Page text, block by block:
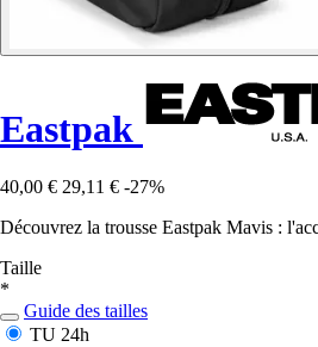
Eastpak
40,00 € 29,11 € -27%
Découvrez la trousse Eastpak Mavis :
Taille
*
Guide des tailles
TU 24h